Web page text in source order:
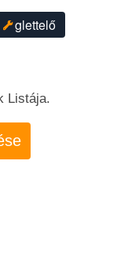
glettelő
Listája.